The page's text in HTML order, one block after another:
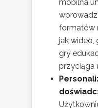
mobilna
formatów
jak wideo,
gry
przyciąga